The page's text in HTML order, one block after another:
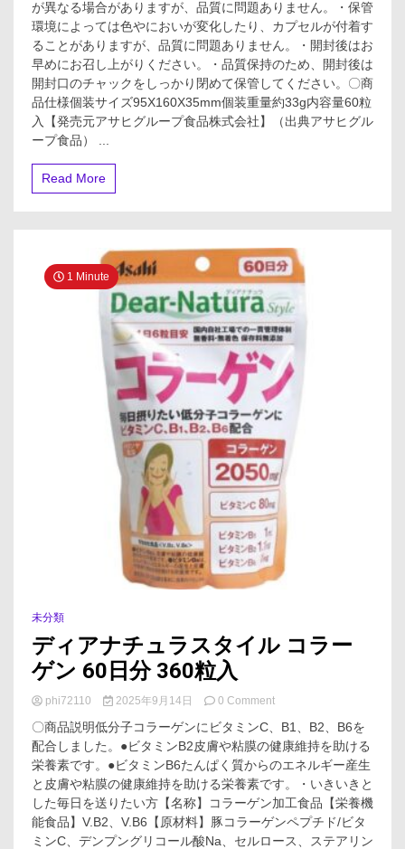
が異なる場合がありますが、品質に問題ありません。・保管
環境によっては色やにおいが変化したり、カプセルが付着す
ることがありますが、品質に問題ありません。・開封後はお
早めにお召し上がりください。・品質保持のため、開封後は
開封口のチャックをしっかり閉めて保管してください。〇商
品仕様個装サイズ95X160X35mm個装重量約33g内容量60粒
入【発売元アサヒグループ食品株式会社】（出典アサヒグル
Read More
1 Minute
未分類
ディアナチュラスタイル コラー
ゲン 60日分 360粒入
phi72110 2025年9月14日 0 Commenton
ィ
ア
ナ
チ
ュ
ラ
ス
〇商品説明低分子コラーゲンにビタミンC、B1、B2、B6を
配合しました。●ビタミンB2皮膚や粘膜の健康維持を助ける
栄養素です。●ビタミンB6たんぱく質からのエネルギー産生
と皮膚や粘膜の健康維持を助ける栄養素です。・いきいきと
した毎日を送りたい方【名称】コラーゲン加工食品【栄養機
能食品】V.B2、V.B6【原材料】豚コラーゲンペプチド/ビタ
ミンC、デンプングリコール酸Na、セルロース、ステアリン